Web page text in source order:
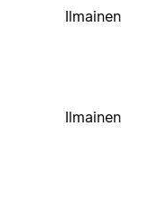
Ilmainen
Ilmainen